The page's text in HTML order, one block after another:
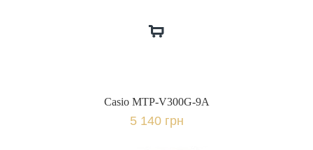
Casio MTP-V300G-9A
5 140 грн